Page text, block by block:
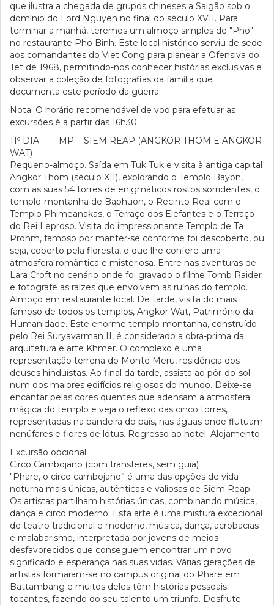
que ilustra a chegada de grupos chineses a Saigão sob o
domínio do Lord Nguyen no final do século XVII. Para
terminar a manhã, teremos um almoço simples de "Pho"
no restaurante Pho Binh. Este local histórico serviu de sede
aos comandantes do Viet Cong para planear a Ofensiva do
Tet de 1968, permitindo-nos conhecer histórias exclusivas e
observar a coleção de fotografias da família que
documenta este período da guerra.
Nota: O horário recomendável de voo para efetuar as
excursões é a partir das 16h30.
11º DIA MP SIEM REAP (ANGKOR THOM E ANGKOR
WAT)
Pequeno-almoço. Saída em Tuk Tuk e visita à antiga capital
Angkor Thom (século XII), explorando o Templo Bayon,
com as suas 54 torres de enigmáticos rostos sorridentes, o
templo-montanha de Baphuon, o Recinto Real com o
Templo Phimeanakas, o Terraço dos Elefantes e o Terraço
do Rei Leproso. Visita do impressionante Templo de Ta
Prohm, famoso por manter-se conforme foi descoberto, ou
seja, coberto pela floresta, o que lhe confere uma
atmosfera romântica e misteriosa. Entre nas aventuras de
Lara Croft no cenário onde foi gravado o filme Tomb Raider
e fotografe as raízes que envolvem as ruínas do templo.
Almoço em restaurante local. De tarde, visita do mais
famoso de todos os templos, Angkor Wat, Património da
Humanidade. Este enorme templo-montanha, construído
pelo Rei Suryavarman II, é considerado a obra-prima da
arquitetura e arte Khmer. O complexo é uma
representação terrena do Monte Meru, residência dos
deuses hinduístas. Ao final da tarde, assista ao pôr-do-sol
num dos maiores edifícios religiosos do mundo. Deixe-se
encantar pelas cores quentes que adensam a atmosfera
mágica do templo e veja o reflexo das cinco torres,
representadas na bandeira do país, nas águas onde flutuam
nenúfares e flores de lótus. Regresso ao hotel. Alojamento.
Excursão opcional:
Circo Cambojano (com transferes, sem guia)
"Phare, o circo cambojano” é uma das opções de vida
noturna mais únicas, autênticas e valiosas de Siem Reap.
Os artistas partilham histórias únicas, combinando música,
dança e circo moderno. Esta arte é uma mistura excecional
de teatro tradicional e moderno, música, dança, acrobacias
e malabarismo, interpretada por jovens de meios
desfavorecidos que conseguem encontrar um novo
significado e esperança nas suas vidas. Várias gerações de
artistas formaram-se no campus original do Phare em
Battambang e muitos deles têm histórias pessoais
tocantes, fazendo do seu talento um triunfo. Desfrute